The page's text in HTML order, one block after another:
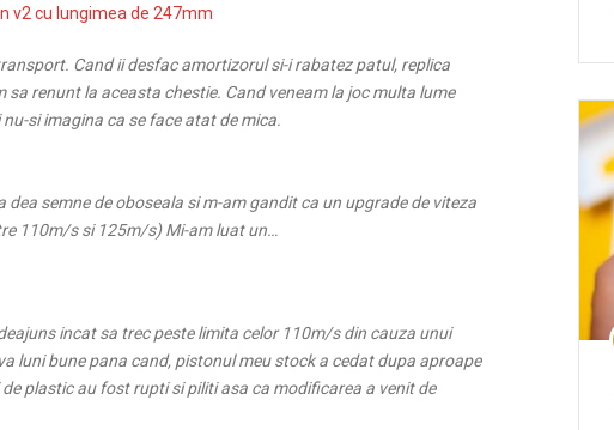
v2 cu lungimea de 247mm
Cand ii desfac amortizorul si-i rabatez patul, replica
renunt la aceasta chestie. Cand veneam la joc multa lume
si imagina ca se face atat de mica.
semne de oboseala si m-am gandit ca un upgrade de viteza
110m/s si 125m/s) Mi-am luat un…
incat sa trec peste limita celor 110m/s din cauza unui
luni bune pana cand, pistonul meu stock a cedat dupa aproape
plastic au fost rupti si piliti asa ca modificarea a venit de